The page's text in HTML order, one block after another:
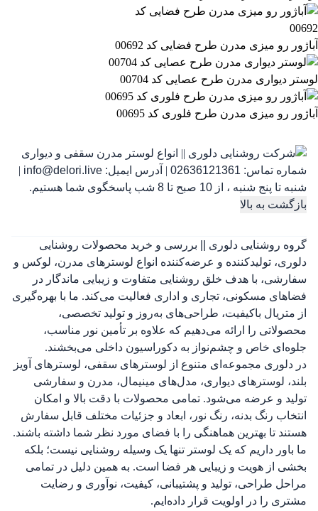
آباژور رو میزی مدرن طرح فضایی کد 00692
لوستر دیواری مدرن طرح عصایی کد 00704
آباژور رو میزی مدرن طرح فلوری کد 00695
شماره تماس: 02636121361
| آدرس ایمیل: info@delori.live
|
شنبه تا پنج شنبه ، از 10 صبح تا 8 شب پاسخگوی شما هستیم.
بازگشت به بالا
گروه روشنایی دلوری || بررسی و خرید محصولات روشنایی
دلوری، تولیدکننده و عرضه‌کننده انواع لوسترهای مدرن، لوکس و
سفارشی، با هدف خلق روشنایی متفاوت و زیبایی ماندگار در
فضاهای مسکونی، تجاری و اداری فعالیت می‌کند. ما با بهره‌گیری
از متریال باکیفیت، طراحی‌های به‌روز و تولید تخصصی،
محصولاتی را ارائه می‌دهیم که علاوه بر تأمین نور مناسب،
جلوه‌ای خاص و چشم‌نواز به دکوراسیون داخلی می‌بخشند.
در دلوری مجموعه‌ای متنوع از لوسترهای سقفی، لوسترهای آویز
بلند، لوسترهای دیواری، مدل‌های مینیمال، مدرن و سفارشی
تولید و عرضه می‌شود. تمامی محصولات با دقت بالا و امکان
انتخاب رنگ بدنه، رنگ نور، ابعاد و جزئیات مختلف قابل سفارش
هستند تا بهترین هماهنگی را با فضای مورد نظر شما داشته باشند.
ما باور داریم که یک لوستر تنها یک وسیله روشنایی نیست؛ بلکه
بخشی از هویت و زیبایی هر فضا است. به همین دلیل در تمامی
مراحل طراحی، تولید و پشتیبانی، کیفیت، نوآوری و رضایت
مشتری را در اولویت قرار داده‌ایم.